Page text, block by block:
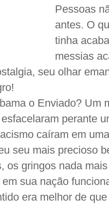
Pessoas
antes. O
tinha
messias
seu olhar
o Enviado? Um
perante
caíram em
seu mais precioso
os gringos nada
sua nação
era melhor de